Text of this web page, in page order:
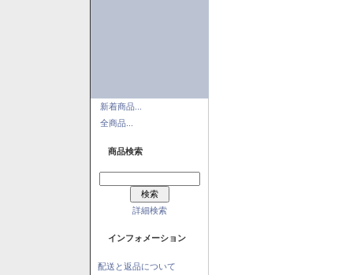
新着商品...
全商品...
商品検索
詳細検索
インフォメーション
配送と返品について